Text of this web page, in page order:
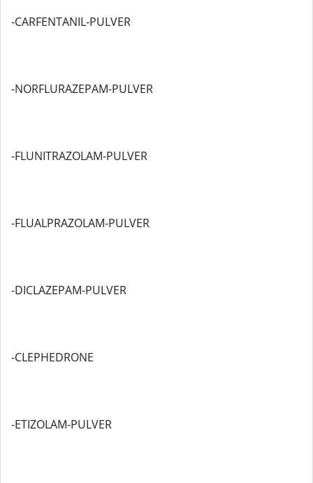
-CARFENTANIL-PULVER
-NORFLURAZEPAM-PULVER
-FLUNITRAZOLAM-PULVER
-FLUALPRAZOLAM-PULVER
-DICLAZEPAM-PULVER
-CLEPHEDRONE
-ETIZOLAM-PULVER